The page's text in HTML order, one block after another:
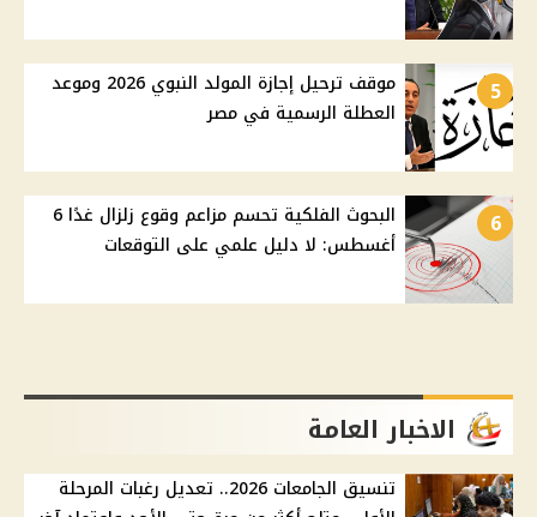
5
موقف ترحيل إجازة المولد النبوي 2026 وموعد
العطلة الرسمية في مصر
6
البحوث الفلكية تحسم مزاعم وقوع زلزال غدًا 6
أغسطس: لا دليل علمي على التوقعات
الاخبار العامة
تنسيق الجامعات 2026.. تعديل رغبات المرحلة